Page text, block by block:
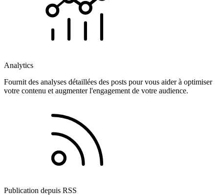
Analytics
Fournit des analyses détaillées des posts pour vous aider à optimiser
votre contenu et augmenter l'engagement de votre audience.
Publication depuis RSS